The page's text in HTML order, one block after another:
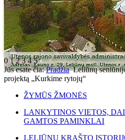
012345
Jūs esate čia:Pradžia Leliūnų
projektą „Kurkime rytojų“
ŽYMŪS ŽMONĖS
LANKYTINOS VIETOS,
GAMTOS PAMINKLAI
LELIŪNŲ KRAŠTO